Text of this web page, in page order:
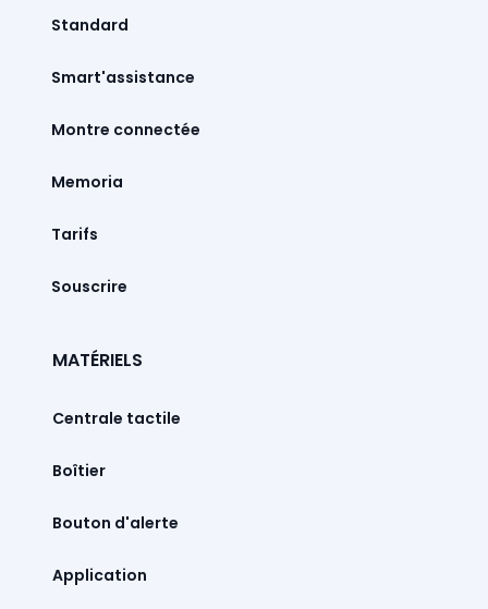
Standard
Smart'assistance
Montre connectée
Memoria
Tarifs
Souscrire
MATÉRIELS
Centrale tactile
Boîtier
Bouton d'alerte